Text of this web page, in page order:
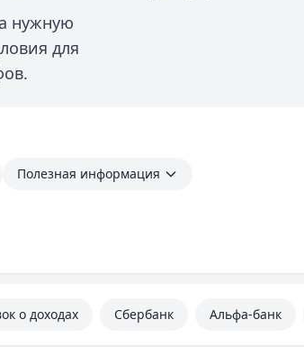
нужную
для
Полезная информация
о доходах Сбербанк Альфа-банк